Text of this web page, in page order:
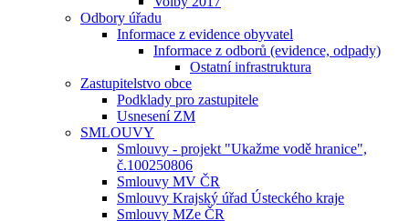
Odbory úřadu
Informace z evidence obyvatel
Informace z odborů (evidence, odpady)
Ostatní infrastruktura
Zastupitelstvo obce
Podklady pro zastupitele
Usnesení ZM
SMLOUVY
Smlouvy - projekt "Ukažme vodě hranice",
č.100250806
Smlouvy MV ČR
Smlouvy Krajský úřad Ústeckého kraje
Smlouvy MZe ČR